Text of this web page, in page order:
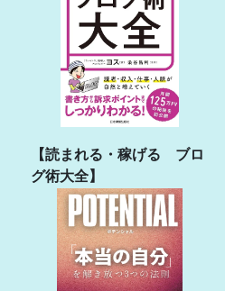
【読まれる・稼げる ブロ
グ術大全】